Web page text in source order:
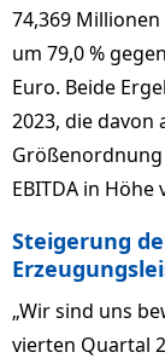
74,369
um 79,0 %
Euro. Beide
2023, die
EBITDA in
Steigerung
„Wir sind uns
vierten Quartal